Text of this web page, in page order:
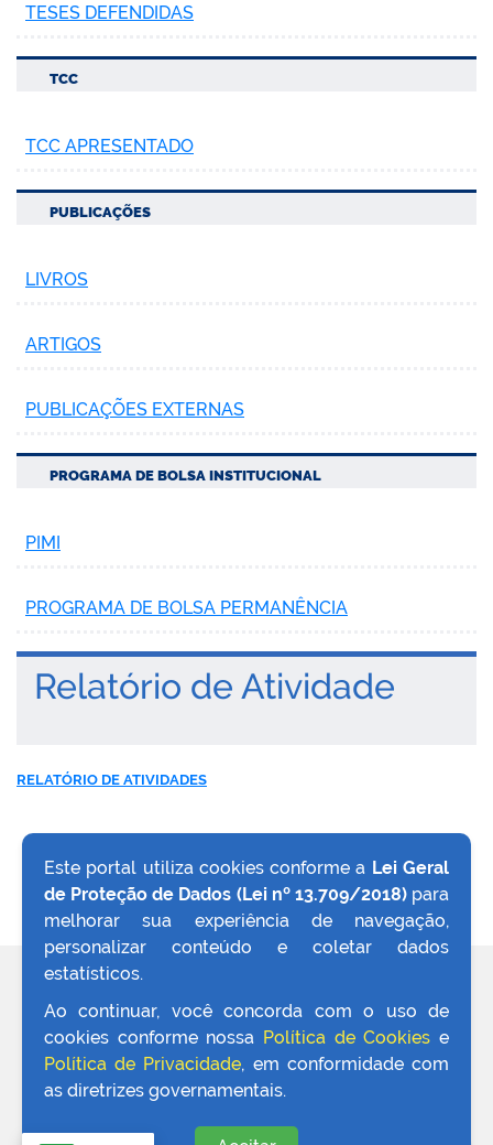
TESES DEFENDIDAS
TCC
TCC APRESENTADO
PUBLICAÇÕES
LIVROS
ARTIGOS
PUBLICAÇÕES EXTERNAS
PROGRAMA DE BOLSA INSTITUCIONAL
PIMI
PROGRAMA DE BOLSA PERMANÊNCIA
Relatório de Atividade
RELATÓRIO DE ATIVIDADES
VOLTAR AO TOPO
Este portal utiliza cookies conforme a Lei Geral
de Proteção de Dados (Lei nº 13.709/2018)para
melhorar sua experiência de navegação,
personalizar conteúdo e coletar dados
estatísticos.
Ao continuar, você concorda com o uso de
cookies conforme nossa Política de Cookies e
Política de Privacidade, em conformidade com
as diretrizes governamentais.